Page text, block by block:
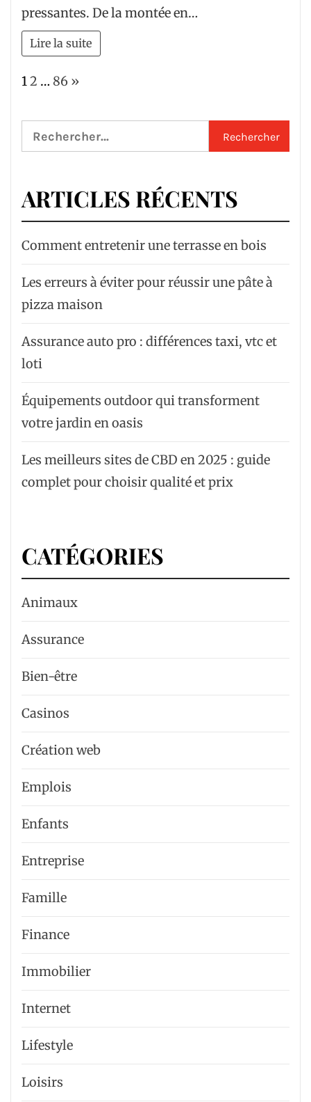
pressantes. De la montée en…
Lire la suite
Page:
12 … 86 Next
»
Rechercher :
ARTICLES RÉCENTS
Comment entretenir une terrasse en bois
Les erreurs à éviter pour réussir une pâte à
pizza maison
Assurance auto pro : différences taxi, vtc et
loti
Équipements outdoor qui transforment
votre jardin en oasis
Les meilleurs sites de CBD en 2025 : guide
complet pour choisir qualité et prix
CATÉGORIES
Animaux
Assurance
Bien-être
Casinos
Création web
Emplois
Enfants
Entreprise
Famille
Finance
Immobilier
Internet
Lifestyle
Loisirs